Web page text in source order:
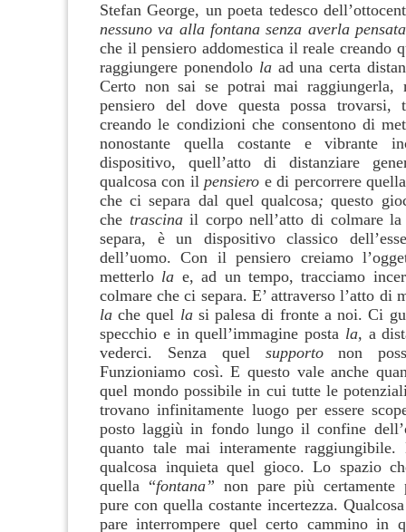
Stefan George, un poeta tedesco
nessuno va alla fontana senza averla
che il pensiero addomestica il reale creando
raggiungere ponendolo laad una certa
Certo non sai se potrai mai raggiungerla,
pensiero del dove questa possa trovarsi,
creando le condizioni che consentono di
nonostante quella costante e vibrante
dispositivo, quell’atto di distanziare
qualcosa con ilpensiero e di percorrere
che ci separa dal quel qualcosa;questo
che trascinail corpo nell’atto di colmare la
separa, è un dispositivo classico
dell’uomo. Con il pensiero creiamo
metterlo la e, ad un tempo, tracciamo
colmare che ci separa. E’ attraverso l’atto di
la che quel lasi palesa di fronte a noi. Ci
specchio e in quell’immagine posta la, a
vederci. Senza quel supportonon
Funzioniamo così. E questo vale anche
quel mondo possibile in cui tutte le
trovano infinitamente luogo per essere
posto laggiù in fondo lungo il confine
quanto tale mai interamente
qualcosa inquieta quel gioco. Lo spazio
quella “fontana” non pare più certamente
pure con quella costante incertezza.
pare interrompere quel certo cammino in